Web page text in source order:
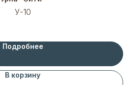
У-10
Подробнее
В корзину